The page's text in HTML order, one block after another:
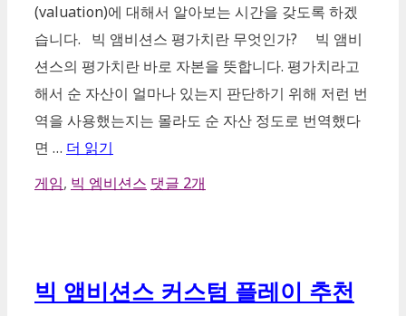
(valuation)에 대해서 알아보는 시간을 갖도록 하겠
습니다. 빅 앰비션스 평가치란 무엇인가? 빅 앰비
션스의 평가치란 바로 자본을 뜻합니다. 평가치라고
해서 순 자산이 얼마나 있는지 판단하기 위해 저런 번
역을 사용했는지는 몰라도 순 자산 정도로 번역했다
면 … 더 읽기
카
게임, 빅 엠비션스 댓글 2개
빅 앰비션스 커스텀 플레이 추천